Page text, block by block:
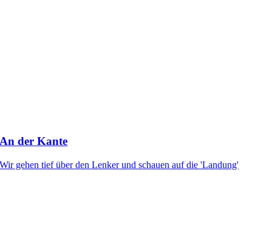
An der Kante
Wir gehen tief über den Lenker und schauen auf die 'Landung'